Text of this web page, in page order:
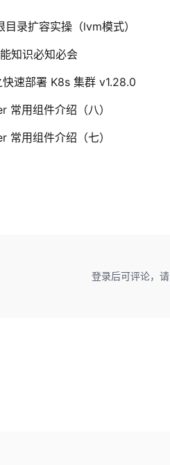
录扩容实操（lvm模式）
知识必知必会
速部署 K8s 集群 v1.28.0
常用组件介绍（八）
常用组件介绍（七）
登录后可评论，请